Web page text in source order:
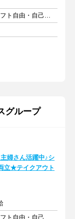
週1日以上 1日4時間以上 シフト自由・自己申告
グループ
婦さん活躍中♪シ
立★テイクアウト